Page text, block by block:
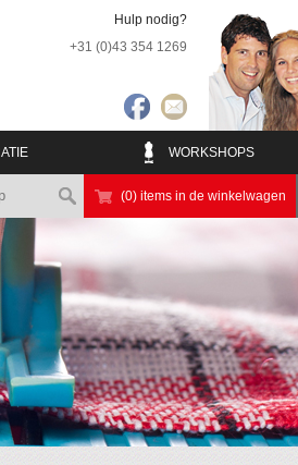
Hulp nodig?
+31 (0)43 354 1269
WORKSHOPS
(0) items in de winkelwagen